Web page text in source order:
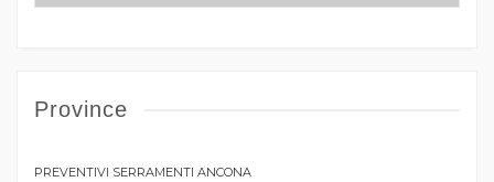
Province
PREVENTIVI SERRAMENTI ANCONA